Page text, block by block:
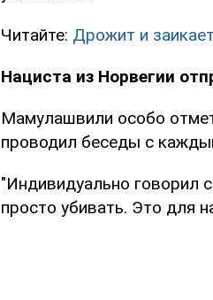
Читайте: Дрожит и
Нациста из Норвегии
Мамулашвили особо
проводил беседы с
"Индивидуально говорил
просто убивать. Это для